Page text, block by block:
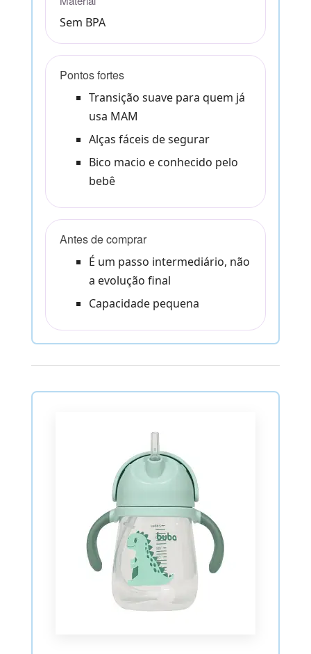
Sem BPA
Pontos fortes
Transição suave para quem já
usa MAM
Alças fáceis de segurar
Bico macio e conhecido pelo
bebê
Antes de comprar
É um passo intermediário, não
a evolução final
Capacidade pequena